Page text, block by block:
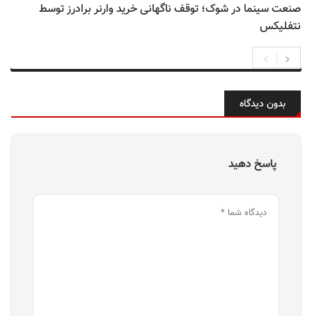
صنعت سینما در شوک؛ توقف ناگهانی خرید وارنر برادرز توسط
نتفلیکس
بدون دیدگاه
پاسخ دهید